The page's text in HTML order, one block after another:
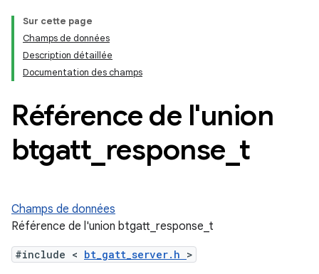
Sur cette page
Champs de données
Description détaillée
Documentation des champs
Référence de l'union
btgatt response t
Champs de données
Référence de l'union btgatt_response_t
#include < bt_gatt_server.h >